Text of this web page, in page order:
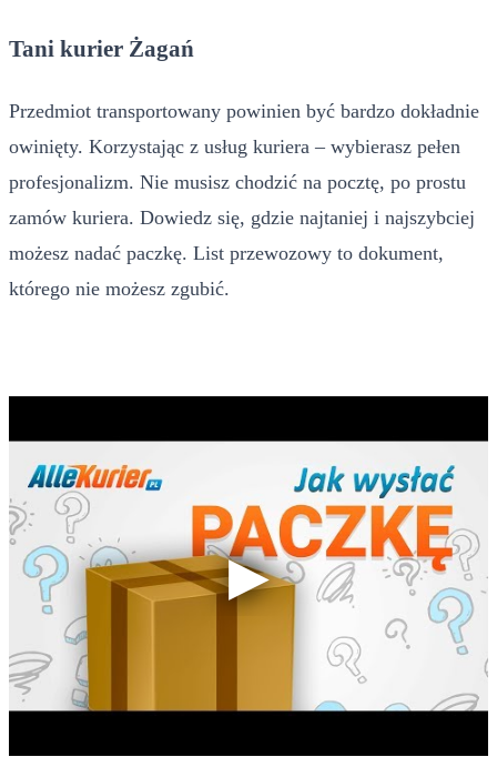
Tani kurier Żagań
Przedmiot transportowany powinien być bardzo dokładnie
owinięty. Korzystając z usług kuriera – wybierasz pełen
profesjonalizm. Nie musisz chodzić na pocztę, po prostu
zamów kuriera. Dowiedz się, gdzie najtaniej i najszybciej
możesz nadać paczkę. List przewozowy to dokument,
którego nie możesz zgubić.